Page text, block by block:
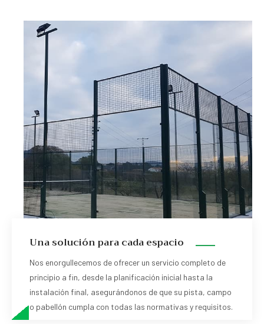
Una solución para cada espacio
Nos enorgullecemos de ofrecer un servicio completo de
principio a fin, desde la planificación inicial hasta la
instalación final, asegurándonos de que su pista, campo
o pabellón cumpla con todas las normativas y requisitos.